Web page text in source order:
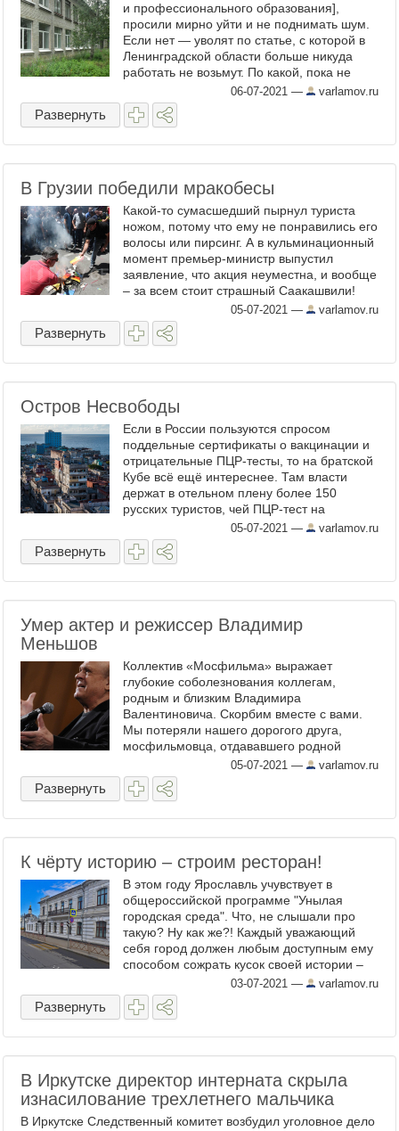
и профессионального образования],
просили мирно уйти и не поднимать шум.
Если нет — уволят по статье, с которой в
Ленинградской области больше никуда
работать не возьмут. По какой, пока не
знаю», — рассказал Znak.com директор
школы. ...
06-07-2021 — varlamov.ru
Развернуть
В Грузии победили мракобесы
Какой-то сумасшедший пырнул туриста
ножом, потому что ему не понравились его
волосы или пирсинг. А в кульминационный
момент премьер-министр выпустил
заявление, что акция неуместна, и вообще
– за всем стоит страшный Саакашвили!
Ага, кто же ещё... Организаторы в ужасе
отменили марш. ...
05-07-2021 — varlamov.ru
Развернуть
Остров Несвободы
Если в России пользуются спросом
поддельные сертификаты о вакцинации и
отрицательные ПЦР-тесты, то на братской
Кубе всё ещё интереснее. Там власти
держат в отельном плену более 150
русских туристов, чей ПЦР-тест на
коронавирус якобы оказался
положительным. На Кубу россиянам
можно ...
05-07-2021 — varlamov.ru
Развернуть
Умер актер и режиссер Владимир
Меньшов
Коллектив «Мосфильма» выражает
глубокие соболезнования коллегам,
родным и близким Владимира
Валентиновича. Скорбим вместе с вами.
Мы потеряли нашего дорогого друга,
мосфильмовца, отдававшего родной
киностудии все свои творческие силы
и яркий талант, по-настоящему народного
режиссёра, ...
05-07-2021 — varlamov.ru
Развернуть
К чёрту историю – строим ресторан!
В этом году Ярославль учувствует в
общероссийской программе "Унылая
городская среда". Что, не слышали про
такую? Ну как же?! Каждый уважающий
себя город должен любым доступным ему
способом сожрать кусок своей истории –
можно снести дореволюционный особняк,
обшить пластиком древний храм ...
03-07-2021 — varlamov.ru
Развернуть
В Иркутске директор интерната скрыла
изнасилование трехлетнего мальчика
В Иркутске Следственный комитет возбудил уголовное дело